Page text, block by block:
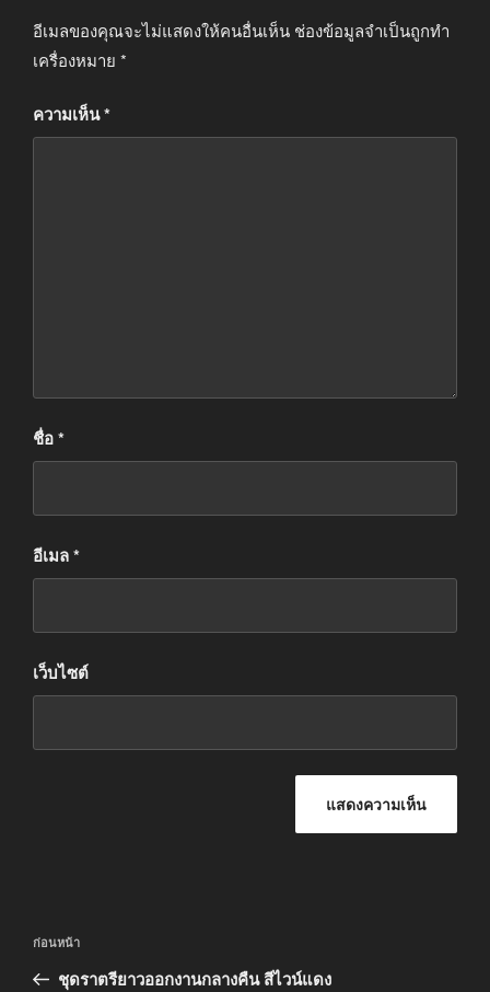
อีเมลของคุณจะไม่แสดงให้คนอื่นเห็น ช่องข้อมูลจำเป็นถูกทำ
เครื่องหมาย *
ความเห็น*
ชื่อ*
อีเมล*
เว็บไซต์
แนะแนว
เรื่อง
เรื่อง
ก่อน
ก่อนหน้า
ชุดราตรียาวออกงานกลางคืน สีไวน์แดง